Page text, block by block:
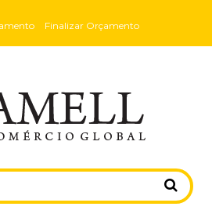
Finalizar Orçamento